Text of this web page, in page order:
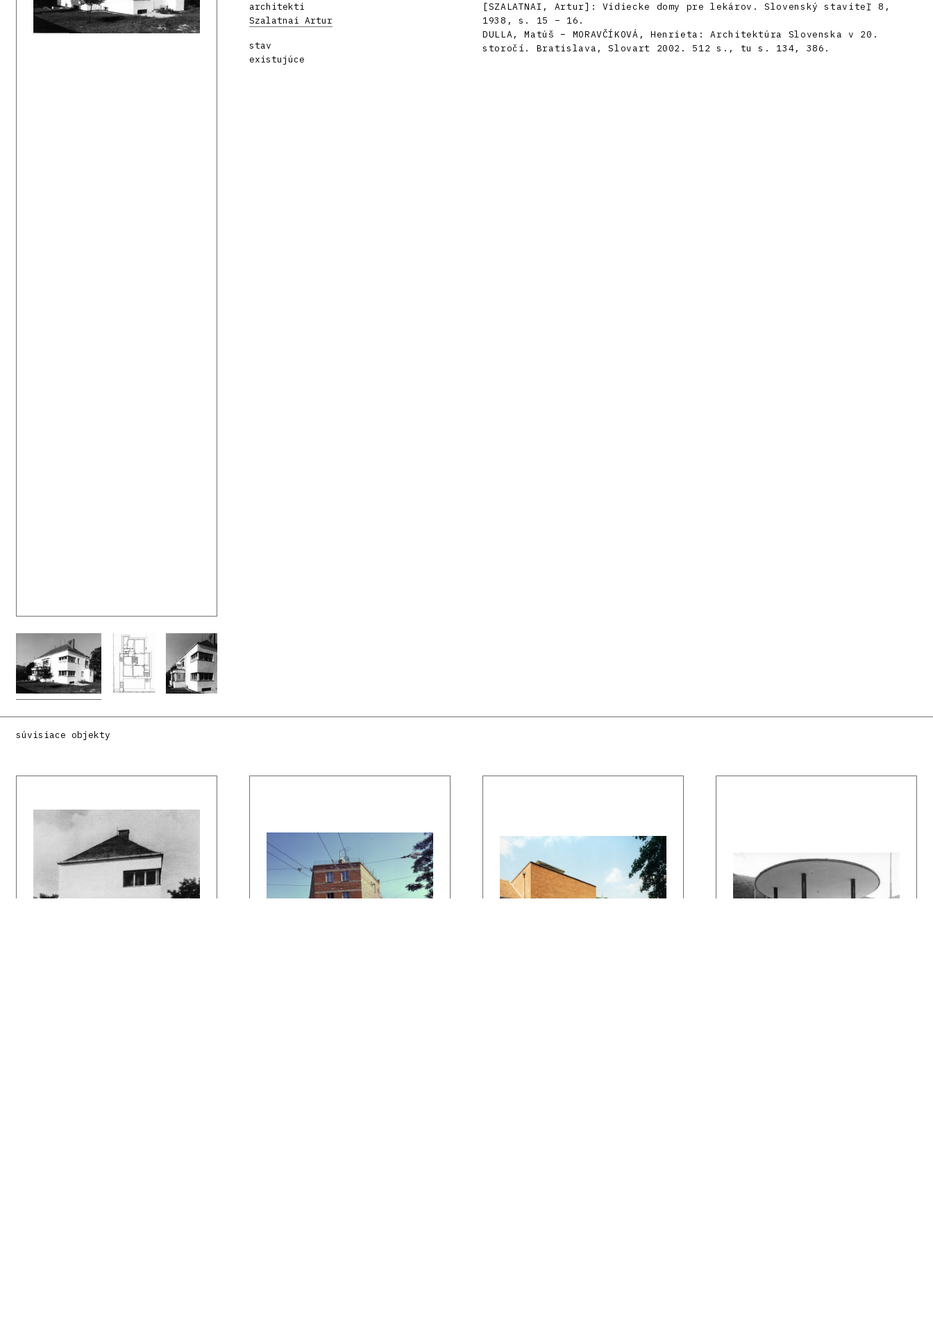
architekti
Szalatnai Artur
stav
existujúce
[SZALATNAI, Artur]: Vidiecke domy pre lekárov. Slovenský staviteľ 8,
1938, s. 15 – 16.
DULLA, Matúš – MORAVČÍKOVÁ, Henrieta: Architektúra Slovenska v 20.
storočí. Bratislava, Slovart 2002. 512 s., tu s. 134, 386.
súvisiace objekty